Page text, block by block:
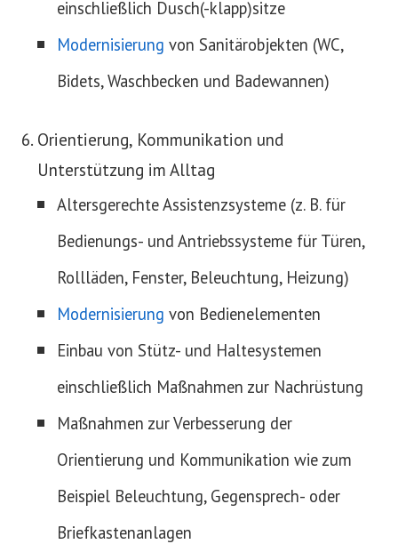
einschließlich Dusch(-klapp)sitze
Modernisierung von Sanitärobjekten (WC,
Bidets, Waschbecken und Badewannen)
Orientierung, Kommunikation und
Unterstützung im Alltag
Altersgerechte Assistenzsysteme (z. B. für
Bedienungs- und Antriebssysteme für Türen,
Rollläden, Fenster, Beleuchtung, Heizung)
Modernisierung von Bedienelementen
Einbau von Stütz- und Haltesystemen
einschließlich Maßnahmen zur Nachrüstung
Maßnahmen zur Verbesserung der
Orientierung und Kommunikation wie zum
Beispiel Beleuchtung, Gegensprech- oder
Briefkastenanlagen